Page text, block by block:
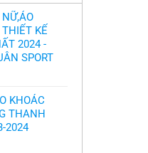
KẾ
2024 -
SPORT
₫.
KHOÁC
THANH
2024